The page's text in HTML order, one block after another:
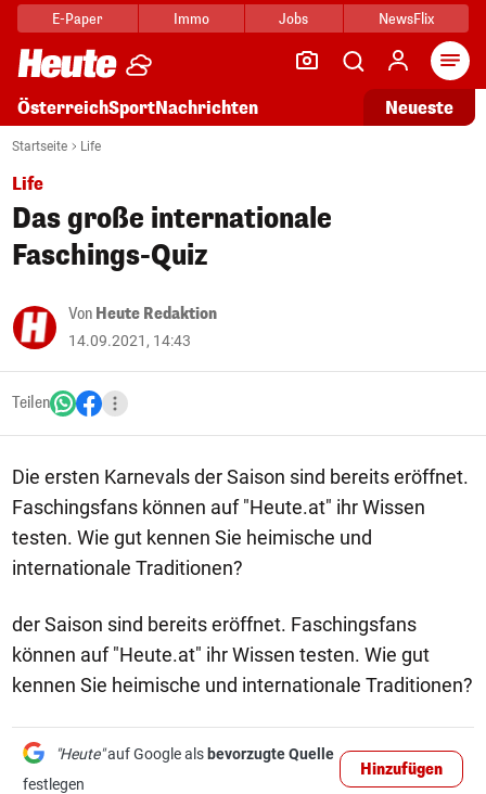
E-Paper Immo Jobs NewsFlix
ÖsterreichSportNachrichten Neueste
Startseite Life
Life
Das große internationale
Faschings-Quiz
Von Heute Redaktion
14.09.2021, 14:43
Teilen
Die ersten Karnevals der Saison sind bereits eröffnet.
Faschingsfans können auf "Heute.at" ihr Wissen
testen. Wie gut kennen Sie heimische und
internationale Traditionen?
der Saison sind bereits eröffnet. Faschingsfans
können auf "Heute.at" ihr Wissen testen. Wie gut
kennen Sie heimische und internationale Traditionen?
"Heute"auf Google als bevorzugte Quelle
festlegen
Hinzufügen